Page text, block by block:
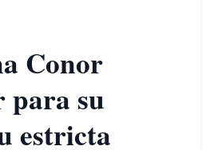
Conor
para su
estricta